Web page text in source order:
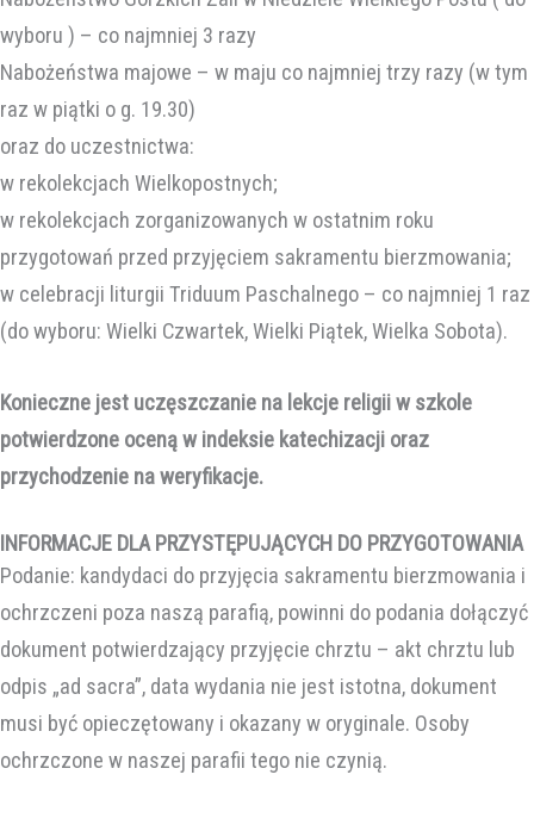
wyboru ) – co najmniej 3 razy
Nabożeństwa majowe – w maju co najmniej trzy razy (w tym
raz w piątki o g. 19.30)
oraz do uczestnictwa:
w rekolekcjach Wielkopostnych;
w rekolekcjach zorganizowanych w ostatnim roku
przygotowań przed przyjęciem sakramentu bierzmowania;
w celebracji liturgii Triduum Paschalnego – co najmniej 1 raz
(do wyboru: Wielki Czwartek, Wielki Piątek, Wielka Sobota).
Konieczne jest uczęszczanie na lekcje religii w szkole
potwierdzone oceną w indeksie katechizacji oraz
przychodzenie na weryfikacje.
INFORMACJE DLA PRZYSTĘPUJĄCYCH DO PRZYGOTOWANIA
Podanie: kandydaci do przyjęcia sakramentu bierzmowania i
ochrzczeni poza naszą parafią, powinni do podania dołączyć
dokument potwierdzający przyjęcie chrztu – akt chrztu lub
odpis „ad sacra”, data wydania nie jest istotna, dokument
musi być opieczętowany i okazany w oryginale. Osoby
ochrzczone w naszej parafii tego nie czynią.